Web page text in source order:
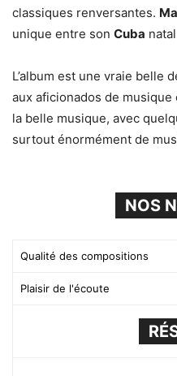
classiques renversantes.
unique entre son Cuba
L’album est une vraie belle
aux aficionados de musique
la belle musique, avec
surtout énormément de
NOS
Qualité des compositions
Plaisir de l'écoute